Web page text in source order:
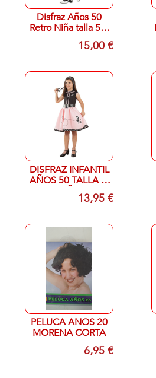
Disfraz Años 50
Retro Niña talla 5-6
15,00 €
DISFRAZ INFANTIL
AÑOS 50 TALLA 3-
4 AÑOS13,95 €
PELUCA AÑOS 20
MORENA CORTA
6,95 €